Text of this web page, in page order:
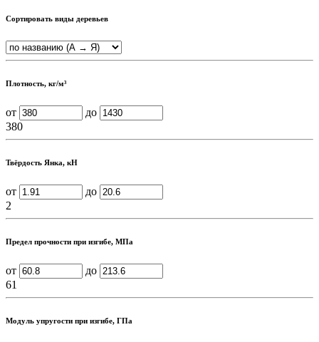
Сортировать виды деревьев
Плотность, кг/м³
от
до
380
Твёрдость Янка, кН
от
до
2
Предел прочности при изгибе, МПа
от
до
61
Модуль упругости при изгибе, ГПа